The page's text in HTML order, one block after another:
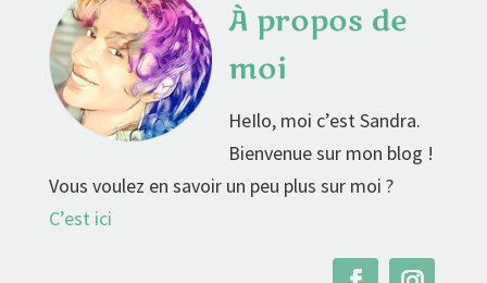
À propos de
moi
HeIlo, moi c’est Sandra.
Bienvenue sur mon blog !
Vous voulez en savoir un peu plus sur moi ?
C’est ici